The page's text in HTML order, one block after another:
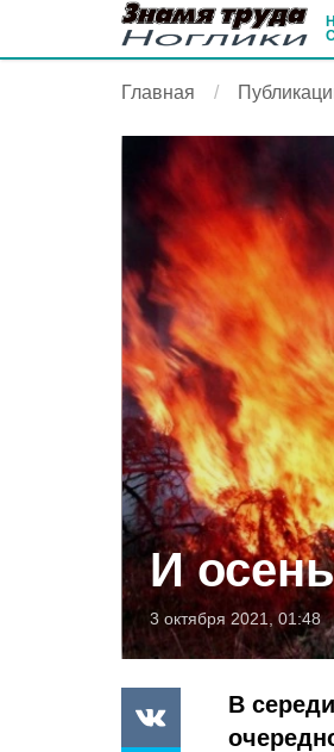
Главная
И
3 октября 2021, 01:48
В